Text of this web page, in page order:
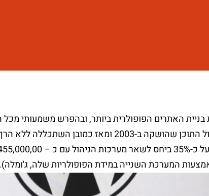
המערכת השנייה במידת הפופולריות שלה, ג'ומלה).